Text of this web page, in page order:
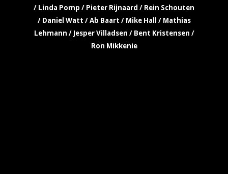
/ Linda Pomp / Pieter Rijnaard / Rein Schouten
/ Daniel Watt / Ab Baart / Mike Hall / Mathias
Lehmann / Jesper Villadsen / Bent Kristensen /
Ron Mikkenie